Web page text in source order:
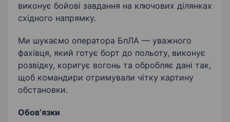
виконує бойові завдання на ключових ділянках
східного напрямку.
Ми шукаємо оператора БпЛА — уважного
фахівця, який готує борт до польоту, виконує
розвідку, коригує вогонь та обробляє дані так,
щоб командири отримували чітку картину
обстановки.
Обовʼязки